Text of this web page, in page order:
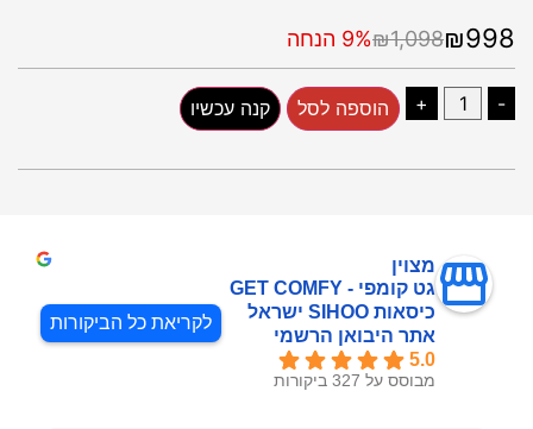
₪998
₪1,0989% הנחה
-
+ הוספה לסל קנה עכשיו
מצוין
גט קומפי - GET COMFY
כיסאות SIHOO ישראל
אתר היבואן הרשמי
5.0
מבוסס על 327 ביקורות
לקריאת כל הביקורות